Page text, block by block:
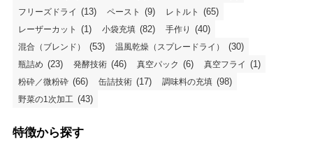
フリーズドライ (13) ペースト (9) レトルト (65)
レーザーカット (1) 小袋充填 (82) 手作り (40)
混合（ブレンド） (53) 温風乾燥（スプレードライ） (30)
瓶詰め (23) 発酵技術 (46) 真空パック (6) 真空フライ (1)
粉砕／微粉砕 (66) 缶詰技術 (17) 調味料の充填 (98)
野菜の1次加工 (43)
特徴から探す